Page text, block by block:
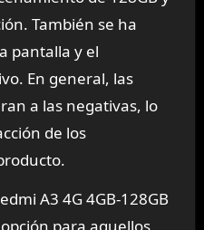
También se ha
pantalla y el
En general, las
a las negativas, lo
de los
A3 4G 4GB-128GB
para aquellos